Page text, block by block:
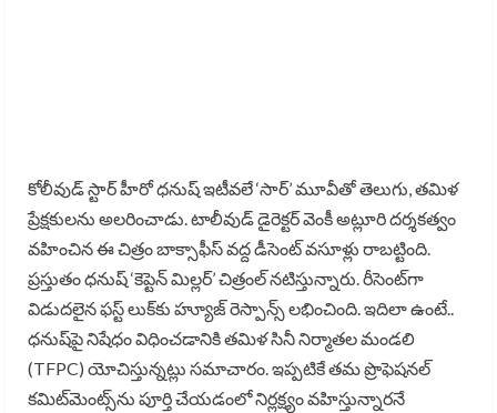
కోలీవుడ్ స్టార్ హీరో ధనుష్ ఇటీవలే ‘సార్’ మూవీతో తెలుగు, తమిళ
ప్రేక్షకులను అలరించాడు. టాలీవుడ్ డైరెక్టర్ వెంకీ అట్లూరి దర్శకత్వం
వహించిన ఈ చిత్రం బాక్సాఫీస్ వద్ద డీసెంట్ వసూళ్లు రాబట్టింది.
ప్రస్తుతం ధనుష్ ‘కెప్టెన్ మిల్లర్’ చిత్రంల్ నటిస్తున్నారు. రీసెంట్‌గా
విడుదలైన ఫస్ట్ లుక్‌కు హ్యూజ్ రెస్పాన్స్ లభించింది. ఇదిలా ఉంటే..
ధనుష్‌పై నిషేధం విధించడానికి తమిళ సినీ నిర్మాతల మండలి
(TFPC) యోచిస్తున్నట్లు సమాచారం. ఇప్పటికే తమ ప్రొఫెషనల్
కమిట్‌మెంట్స్‌ను పూర్తి చేయడంలో నిర్లక్ష్యం వహిస్తున్నారనే